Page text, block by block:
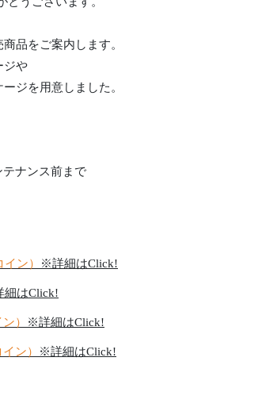
品をご案内します。
ジや
ジを用意しました。
テナンス前まで
イン） ※詳細はClick!
はClick!
） ※詳細はClick!
ン） ※詳細はClick!